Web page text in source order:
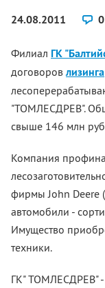
24.08.2011
0
Филиал ГК
договоровлизинга
"ТОМЛЕСДРЕВ".
свыше 146 млн
Компания
фирмы John Deere
автомобили -
Имущество
техники.
ГК" ТОМЛЕСДРЕВ"